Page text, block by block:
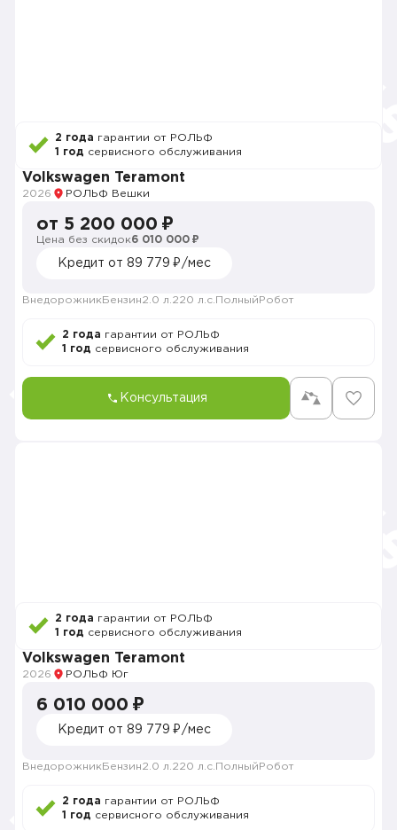
2 года гарантии от РОЛЬФ
1 год сервисного обслуживания
Volkswagen Teramont
2026 РОЛЬФ Вешки
от 5 200 000 ₽
Цена без скидок6 010 000 ₽
Кредит от 89 779 ₽/мес
Внедорожник Бензин2.0 л. 220 л.с. Полный Робот
2 года гарантии от РОЛЬФ
1 год сервисного обслуживания
Консультация
2 года гарантии от РОЛЬФ
1 год сервисного обслуживания
Volkswagen Teramont
2026 РОЛЬФ Юг
6 010 000 ₽
Кредит от 89 779 ₽/мес
Внедорожник Бензин2.0 л. 220 л.с. Полный Робот
2 года гарантии от РОЛЬФ
1 год сервисного обслуживания